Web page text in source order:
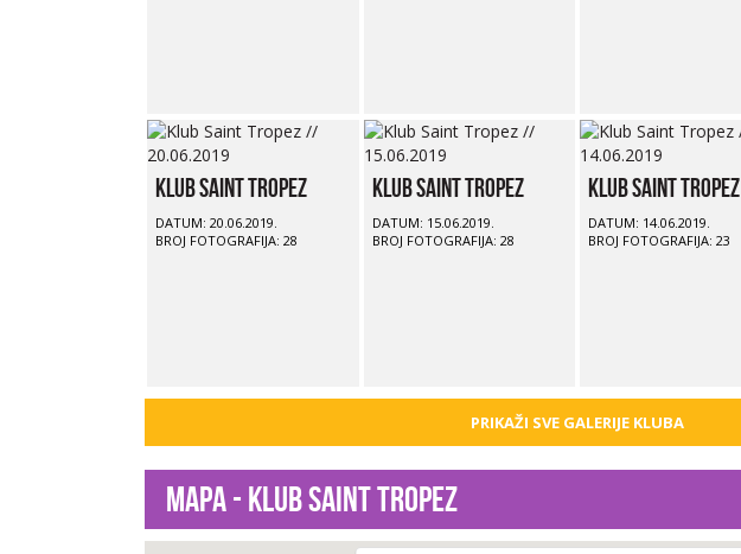
Klub Saint Tropez
DATUM: 20.06.2019.
BROJ FOTOGRAFIJA: 28
Klub Saint Tropez
DATUM: 15.06.2019.
BROJ FOTOGRAFIJA: 28
Klub Saint Tropez
DATUM: 14.06.2019.
BROJ FOTOGRAFIJA: 23
PRIKAŽI SVE GALERIJE KLUBA
Mapa - Klub Saint Tropez